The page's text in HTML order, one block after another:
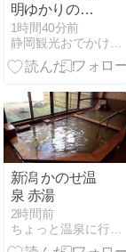
明ゆかりの地
国指定重要無
形民俗文化財
「藤守の田遊
宮 (静岡県焼
津市(旧志太郡
大井川町)藤守
686-1)
1時間40分前
静岡観光おでかけガイド
新潟 かのせ温
泉 赤湯
2時間前
ちょっと温泉に行ってみますか